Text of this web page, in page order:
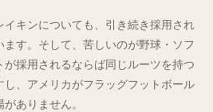
キンについても、引き続き採用され
す。そして、苦しいのが野球・ソフ
が採用されるならば同じルーツを持つ
、アメリカがフラッグフットボール
ありません。